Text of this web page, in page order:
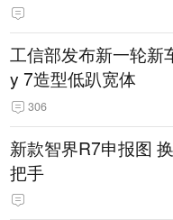
工信部发布新一轮新
y 7造型低趴宽体
306
新款智界R7申报图
把手